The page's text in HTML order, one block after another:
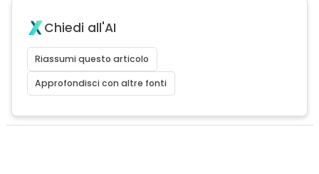
Chiedi all'AI
Riassumi questo articolo
Approfondisci con altre fonti